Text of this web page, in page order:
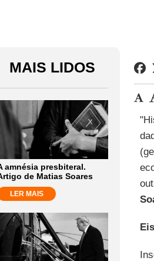
MAIS LIDOS
amnésia presbiteral.
de Matias Soares
LER MAIS